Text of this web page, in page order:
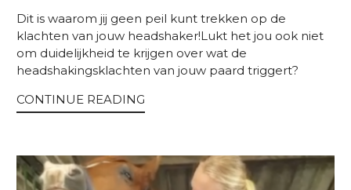
Dit is waarom jij geen peil kunt trekken op de
klachten van jouw headshaker!Lukt het jou ook niet
om duidelijkheid te krijgen over wat de
headshakingsklachten van jouw paard triggert?
CONTINUE READING